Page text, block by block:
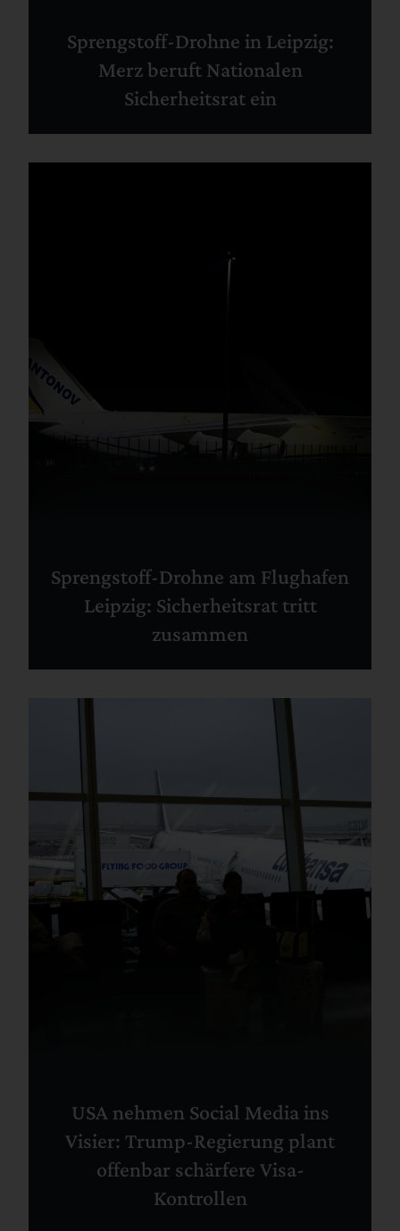
Sprengstoff-Drohne in Leipzig:
Merz beruft Nationalen
Sicherheitsrat ein
Sprengstoff-Drohne am Flughafen
Leipzig: Sicherheitsrat tritt
zusammen
USA nehmen Social Media ins
Visier: Trump-Regierung plant
offenbar schärfere Visa-
Kontrollen